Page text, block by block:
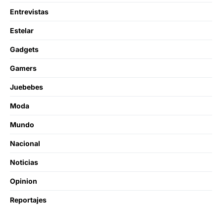
Entrevistas
Estelar
Gadgets
Gamers
Juebebes
Moda
Mundo
Nacional
Noticias
Opinion
Reportajes